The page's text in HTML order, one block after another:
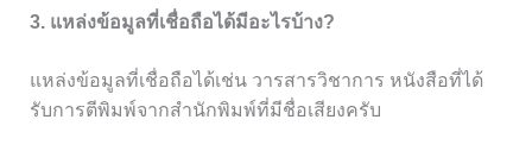
3. แหล่งข้อมูลที่เชื่อถือได้มีอะไรบ้าง?
แหล่งข้อมูลที่เชื่อถือได้เช่น วารสารวิชาการ หนังสือที่ได้
รับการตีพิมพ์จากสำนักพิมพ์ที่มีชื่อเสียงครับ